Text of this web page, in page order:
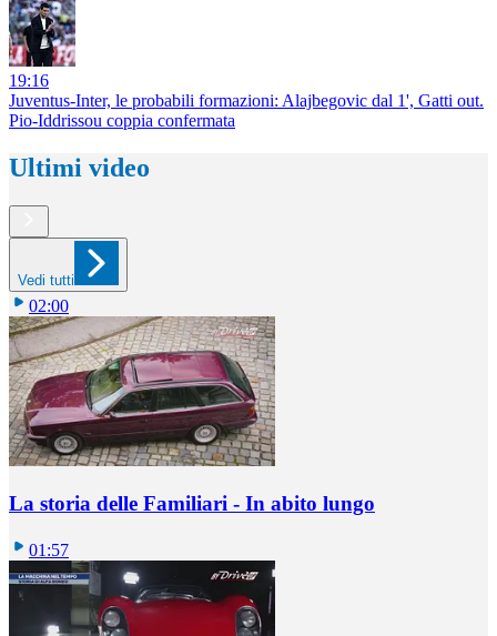
19:16
Juventus-Inter, le probabili formazioni: Alajbegovic dal 1', Gatti out.
Pio-Iddrissou coppia confermata
Ultimi video
Vedi tutti
02:00
La storia delle Familiari - In abito lungo
01:57